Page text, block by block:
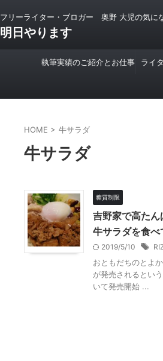
フリーライター・ブロガー 奥野 大児の気に
明日やります
執筆実績のご紹介とお仕事 ライ
HOME > 牛サラダ
牛サラダ
糖質制限
吉野家で高た
牛サラダを食べ
2019/5/10
おともだちのとよ
が発売されるとい
いて発売開始 ...